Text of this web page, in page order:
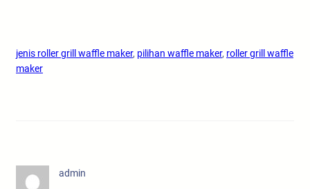
jenis roller grill waffle maker, pilihan waffle maker, roller grill waffle
maker
admin